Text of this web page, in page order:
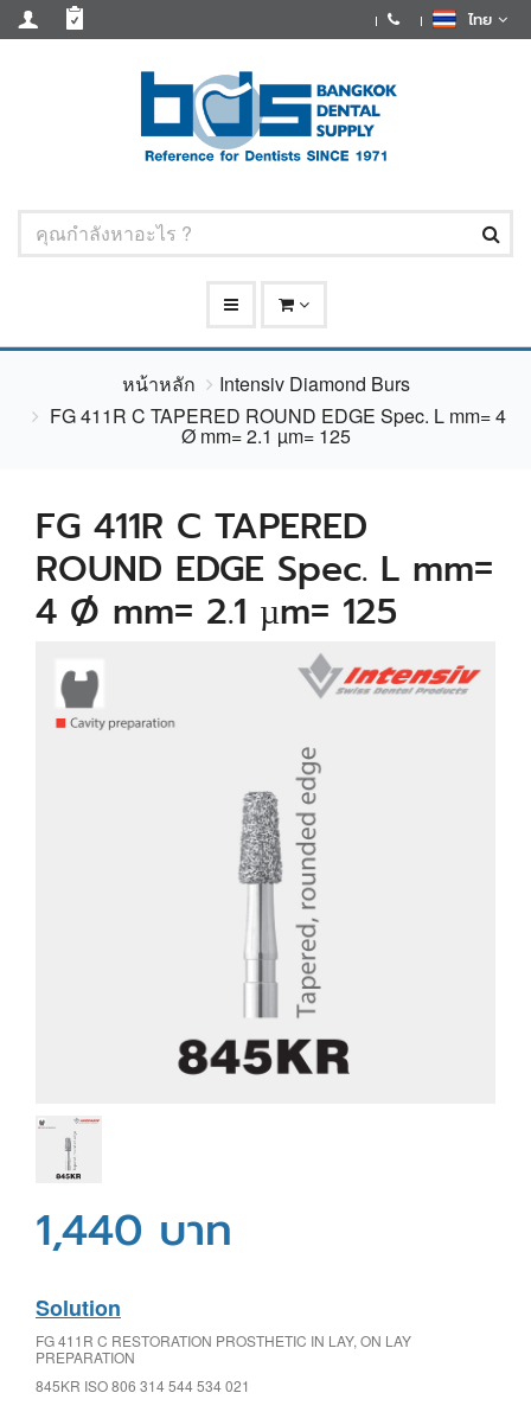
ไทย
หน้าหลัก
Intensiv Diamond Burs
FG 411R C TAPERED ROUND EDGE Spec. L mm= 4
Ø mm= 2.1 µm= 125
FG 411R C TAPERED
ROUND EDGE Spec. L mm=
4 Ø mm= 2.1 µm= 125
1,440 บาท
Solution
FG 411R C RESTORATION PROSTHETIC IN LAY, ON LAY
PREPARATION
845KR ISO 806 314 544 534 021